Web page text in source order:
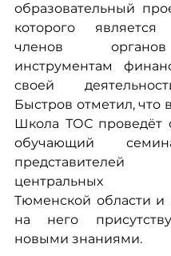
образовательный
которого является
членов
инструментам
своей
Быстров отметил, что
Школа ТОС проведёт
обучающий
центральных
Тюменской области и
на него
новыми знаниями.